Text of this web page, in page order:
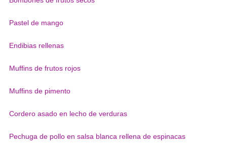
Pastel de mango
Endibias rellenas
Muffins de frutos rojos
Muffins de pimento
Cordero asado en lecho de verduras
Pechuga de pollo en salsa blanca rellena de espinacas